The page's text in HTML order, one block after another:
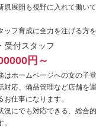
規展開も視野に入れて働いて
ッフ育成に全力を注げる方
・受付スタッフ
円～
はホームページへの女の子
対応、備品管理など店舗を
お仕事になります。
況にでも対応できる、総合